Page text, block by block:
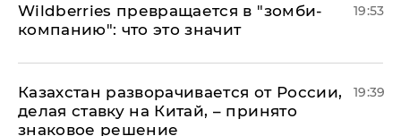
Wildberries превращается в "зомби-
компанию": что это значит
19:53
Казахстан разворачивается от России,
делая ставку на Китай, – принято
знаковое решение
19:39